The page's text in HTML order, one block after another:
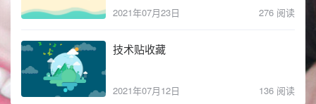
2021年07月23日 276 阅读
技术贴收藏
2021年07月12日 136 阅读